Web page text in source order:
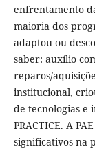
enfrentamento
maioria dos
adaptou ou
saber: auxílio
reparos/
institucional,
de tecnologias e
PRACTICE. A
significativos na